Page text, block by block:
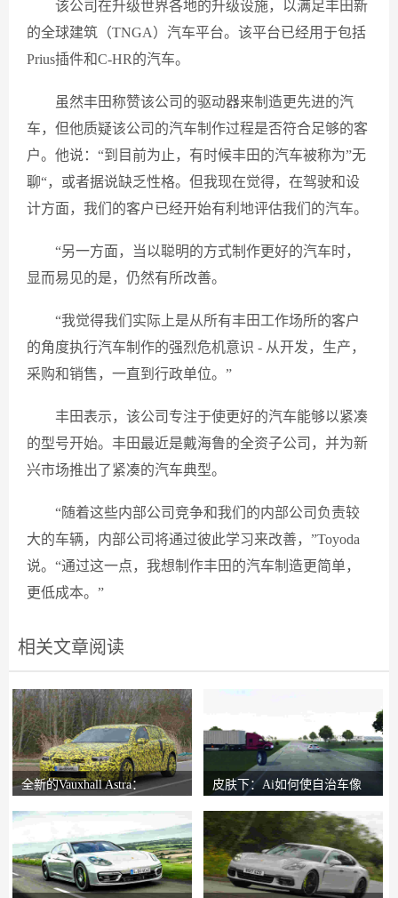
该公司在升级世界各地的升级设施，以满足丰田新
的全球建筑（TNGA）汽车平台。该平台已经用于包括
Prius插件和C-HR的汽车。
虽然丰田称赞该公司的驱动器来制造更先进的汽
车，但他质疑该公司的汽车制作过程是否符合足够的客
户。他说：“到目前为止，有时候丰田的汽车被称为”无
聊“，或者据说缺乏性格。但我现在觉得，在驾驶和设
计方面，我们的客户已经开始有利地评估我们的汽车。
“另一方面，当以聪明的方式制作更好的汽车时，
显而易见的是，仍然有所改善。
“我觉得我们实际上是从所有丰田工作场所的客户
的角度执行汽车制作的强烈危机意识 - 从开发，生产，
采购和销售，一直到行政单位。”
丰田表示，该公司专注于使更好的汽车能够以紧凑
的型号开始。丰田最近是戴海鲁的全资子公司，并为新
兴市场推出了紧凑的汽车典型。
“随着这些内部公司竞争和我们的内部公司负责较
大的车辆，内部公司将通过彼此学习来改善，”Toyoda
说。“通过这一点，我想制作丰田的汽车制造更简单，
更低成本。”
相关文章阅读
全新的Vauxhall Astra：
皮肤下：Ai如何使自治车像